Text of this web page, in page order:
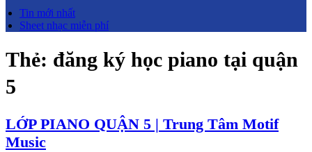
Tin mới nhất
Sheet nhạc miễn phí
Thẻ: đăng ký học piano tại quận
5
LỚP PIANO QUẬN 5 | Trung Tâm Motif
Music